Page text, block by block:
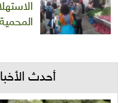
أحدث